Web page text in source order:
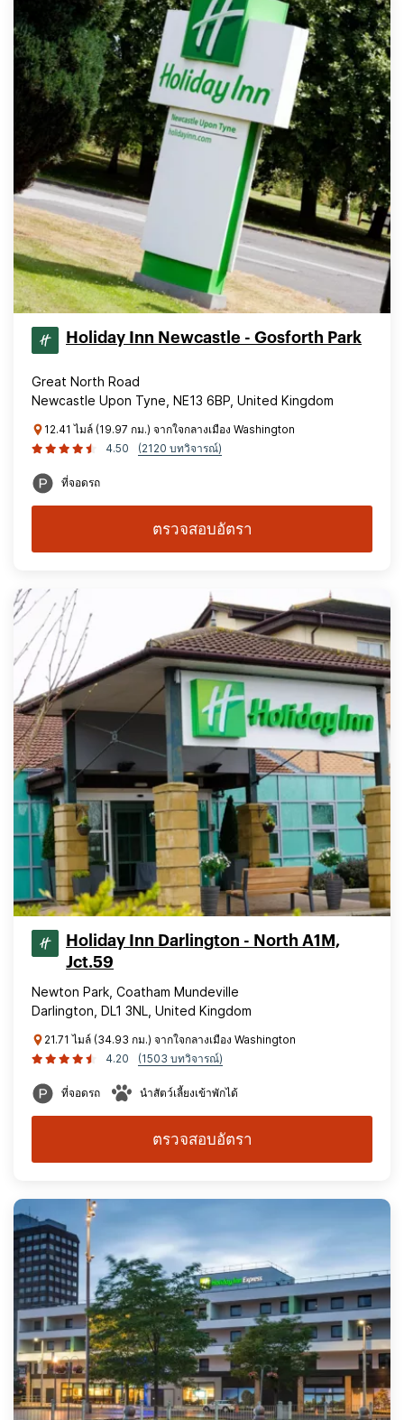
Holiday Inn Newcastle - Gosforth Park
Great North Road
Newcastle Upon Tyne, NE13 6BP, United Kingdom
12.41 ไมล์ (19.97 กม.) จากใจกลางเมือง Washington
4.50
(2120 บทวิจารณ์)
ที่จอดรถ
ตรวจสอบอัตรา
Holiday Inn Darlington - North A1M,
Jct.59
Newton Park, Coatham Mundeville
Darlington, DL1 3NL, United Kingdom
21.71 ไมล์ (34.93 กม.) จากใจกลางเมือง Washington
4.20
(1503 บทวิจารณ์)
ที่จอดรถ นำสัตว์เลี้ยงเข้าพักได้
ตรวจสอบอัตรา